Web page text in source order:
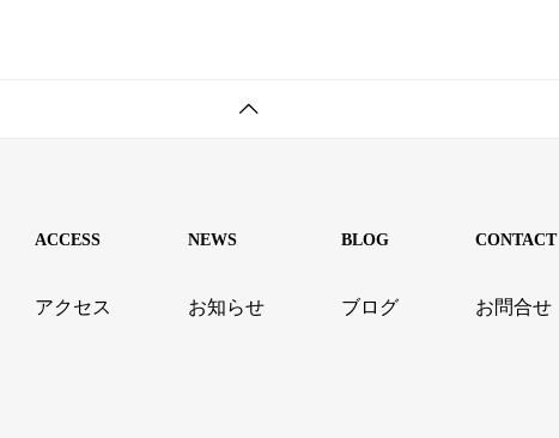
ACCESS
アクセス
NEWS
お知らせ
BLOG
ブログ
CONTACT
お問合せ